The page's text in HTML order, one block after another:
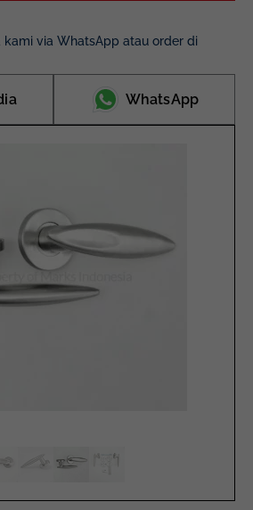
kami via WhatsApp atau order di
WhatsApp